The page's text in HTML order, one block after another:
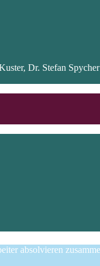
Dr. Stefan
absolvieren